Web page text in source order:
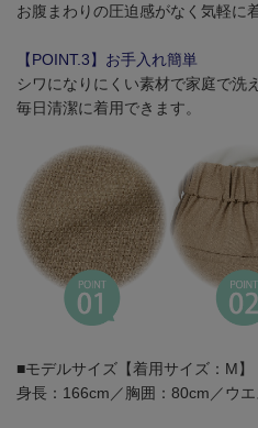
お腹まわりの圧迫感がなく気軽に
【POINT.3】お手入れ簡単
シワになりにくい素材で家庭で洗
毎日清潔に着用できます。
■モデルサイズ【着用サイズ：M】
身長：166cm／胸囲：80cm／ウ